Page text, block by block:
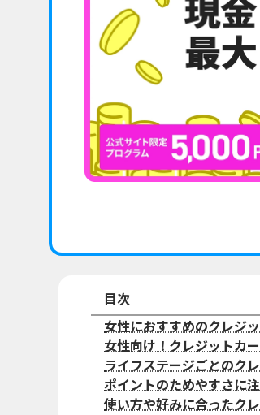
目次
女性におすすめのクレジ
女性向け！クレジットカ
ライフステージごとのク
ポイントのためやすさに
使い方や好みに合ったク